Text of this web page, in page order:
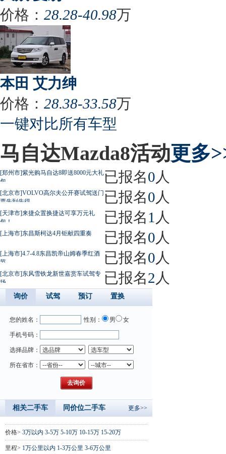
价格： 28.28-40.98万
本田 艾力绅
价格： 28.38-33.58万
一键对比所有车型
马自达Mazda8活动更多
[郑州市]紫光购马自达8即送8000元大礼
包
已报名0 人
[北京市]VOLVO高尔夫公开赛试驾送门
票先到先得
已报名0 人
[天津市]来捷众置换捷达可享万元礼
包！
已报名1 人
[上海市]东昌斯柯达4月钜献四重奏 已报名0 人
[上海市]4.7-4.8东昌凯帝山姆春季红酒
节
已报名0 人
[北京市]东风雪铁龙新世嘉赏车试驾专
场
已报名2 人
询价 试驾 预订 置换
您的姓名： 性别： 男 女
手机号码：
选择品牌：
所在省市：
相关二手车 同价位二手车 更多>>
价格> 3万以内 3-5万 5-10万 10-15万 15-20万
里程> 1万公里以内 1-3万公里 3-6万公里